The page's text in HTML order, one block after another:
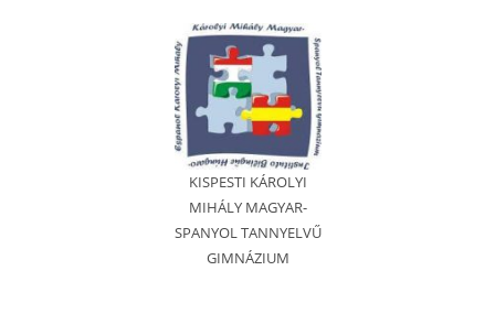
KISPESTI KÁROLYI
MIHÁLY MAGYAR-
SPANYOL TANNYELVŰ
GIMNÁZIUM